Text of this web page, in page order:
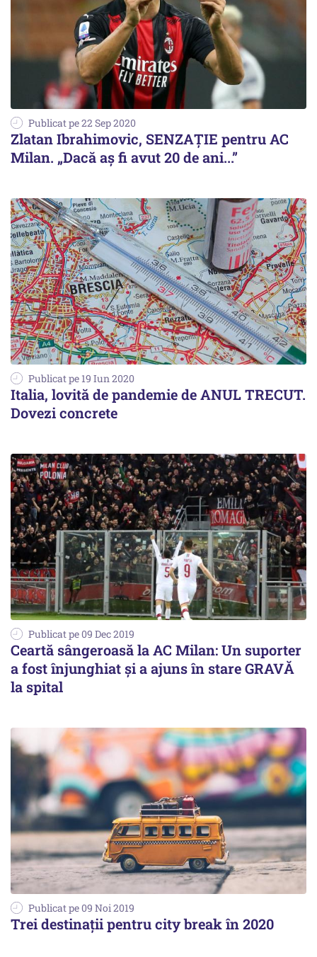
Publicat pe 22 Sep 2020
Zlatan Ibrahimovic, SENZAȚIE pentru AC
Milan. „Dacă aș fi avut 20 de ani...”
Publicat pe 19 Iun 2020
Italia, lovită de pandemie de ANUL TRECUT.
Dovezi concrete
Publicat pe 09 Dec 2019
Ceartă sângeroasă la AC Milan: Un suporter
a fost înjunghiat și a ajuns în stare GRAVĂ
la spital
Publicat pe 09 Noi 2019
Trei destinaţii pentru city break în 2020